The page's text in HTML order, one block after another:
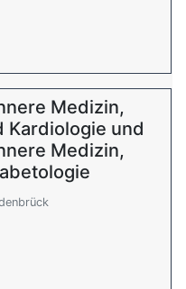
Medizin,
Kardiologie und
Medizin,